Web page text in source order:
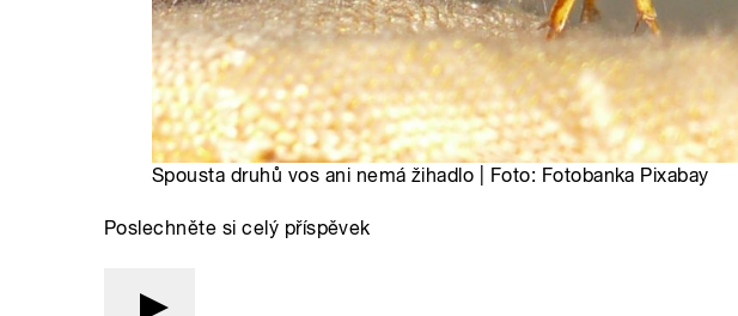
Spousta druhů vos ani nemá žihadlo | Foto: Fotobanka Pixabay
Poslechněte si celý příspěvek